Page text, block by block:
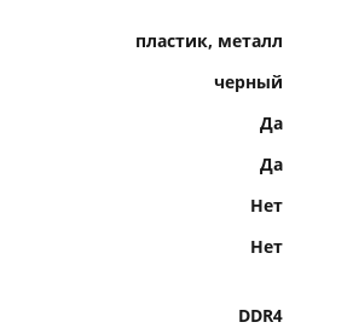
пластик, металл
черный
Да
Да
Нет
Нет
DDR4